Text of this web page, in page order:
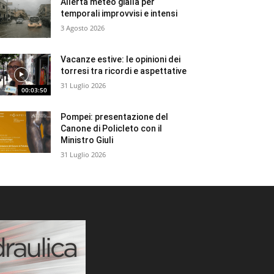
temporali improvvisi e intensi
3 Agosto 2026
00:03:50
Vacanze estive: le opinioni dei
torresi tra ricordi e aspettative
31 Luglio 2026
Pompei: presentazione del
Canone di Policleto con il
Ministro Giuli
31 Luglio 2026